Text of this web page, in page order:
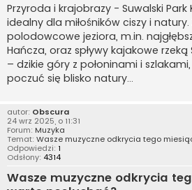
Przyroda i krajobrazy - Suwalski
idealny dla miłośników ciszy i
polodowcowe jeziora, m.in.
Hańcza, oraz spływy kajakowe
– dzikie góry z połoninami i
poczuć się blisko natury...
autor: Obscura
24 wrz 2025, o 11:31
Forum: Muzyka
Temat: Wasze muzyczne odkrycia tego
Odpowiedzi: 1
Odsłony: 4314
Wasze muzyczne odkrycia